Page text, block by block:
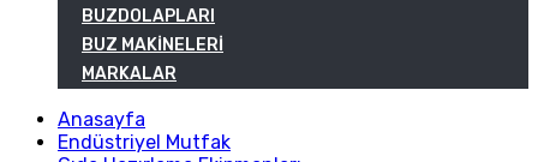
BUZDOLAPLARI
BUZ MAKINELERI
MARKALAR
Anasayfa
Endüstriyel Mutfak